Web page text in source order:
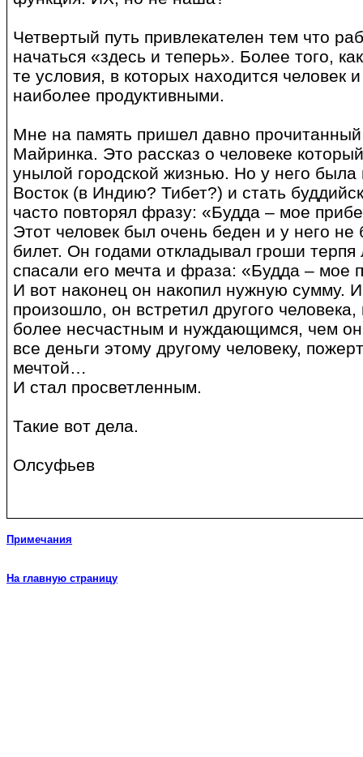
Четвертый путь привлекателен тем что
начаться «здесь и теперь». Более того,
те условия, в которых находится человек
наиболее продуктивными.
Мне на память пришел давно прочитанный
Майринка. Это рассказ о человеке
унылой городской жизнью. Но у него была
Восток (в Индию? Тибет?) и стать
часто повторял фразу: «Будда – мое
Этот человек был очень беден и у него не
билет. Он годами откладывал гроши
спасали его мечта и фраза: «Будда –
И вот наконец он накопил нужную сумму. И
произошло, он встретил другого
более несчастным и нуждающимся, чем
все деньги этому другому человеку,
мечтой…
И стал просветленным.
Такие вот дела.
Олсуфьев
Примечания
На главную страницу